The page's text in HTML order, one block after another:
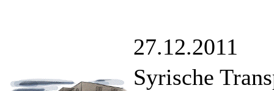
27.12.2011
Syrische